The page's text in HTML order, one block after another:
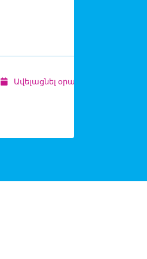
Ավելացնել օրացույցում